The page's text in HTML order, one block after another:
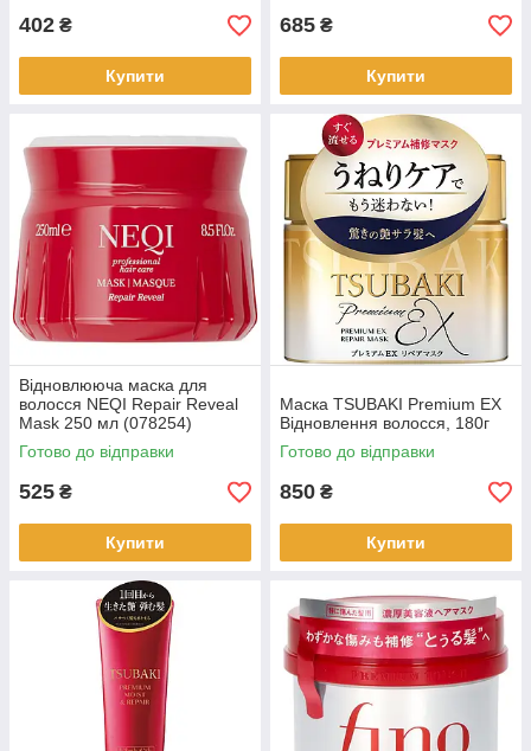
402 ₴
Купити
685 ₴
Купити
Відновлююча маска для
волосся NEQI Repair Reveal
Mask 250 мл (078254)
Готово до відправки
525 ₴
Купити
Маска TSUBAKI Premium EX
Відновлення волосся, 180г
Готово до відправки
850 ₴
Купити